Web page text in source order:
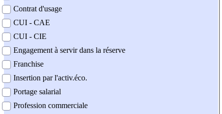
Contrat d'usage
CUI - CAE
CUI - CIE
Engagement à servir dans la réserve
Franchise
Insertion par l'activ.éco.
Portage salarial
Profession commerciale